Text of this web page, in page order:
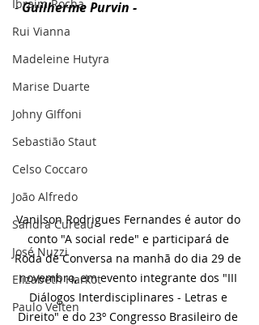
Ibraim Rocha
Rui Vianna
Madeleine Hutyra
Marise Duarte
Johny GIffoni
Sebastião Staut
Celso Coccaro
João Alfredo
Sandra Cureau
José Nuzzi
Elizabeth Harkot
Paulo Velten
- Guilherme Purvin -
Vanilson Rodrigues Fernandes é autor do
conto "A social rede" e participará de
Roda de Conversa na manhã do dia 29 de
novembro, em evento integrante dos "III
Diálogos Interdisciplinares - Letras e
Direito" e do 23º Congresso Brasileiro de